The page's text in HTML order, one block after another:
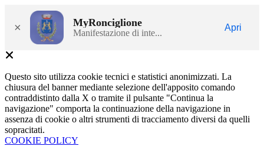
× MyRonciglione
Manifestazione di inte...
Apri
Questo sito utilizza cookie tecnici e statistici anonimizzati. La
chiusura del banner mediante selezione dell'apposito comando
contraddistinto dalla X o tramite il pulsante "Continua la
navigazione" comporta la continuazione della navigazione in
assenza di cookie o altri strumenti di tracciamento diversi da quelli
sopracitati.
COOKIE POLICY